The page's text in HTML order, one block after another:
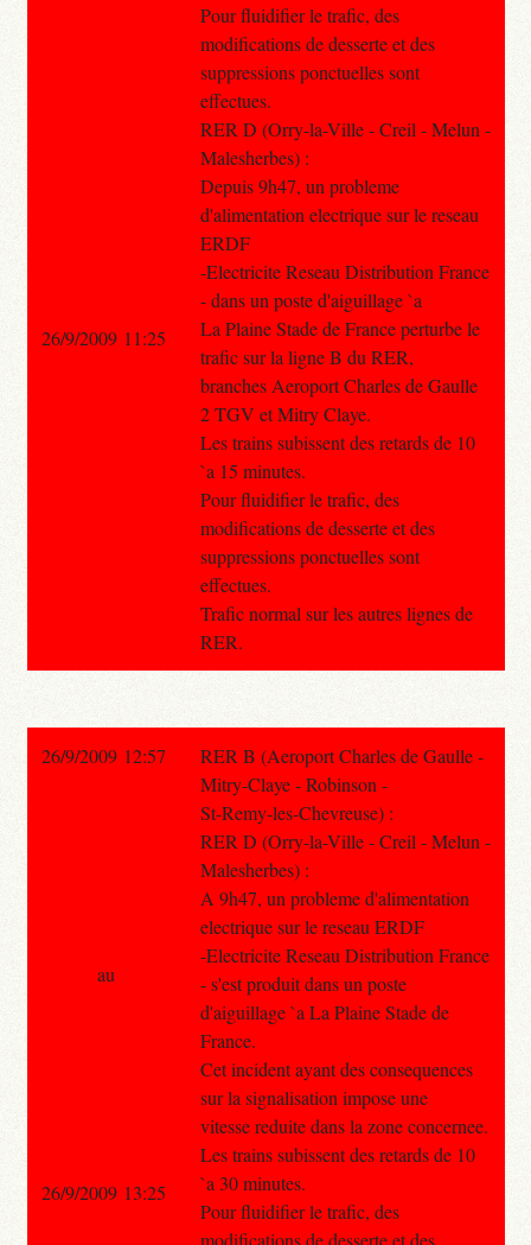
Pour fluidifier le trafic, des
modifications de desserte et des
suppressions ponctuelles sont
effectues.
RER D (Orry-la-Ville - Creil - Melun -
Malesherbes) :
Depuis 9h47, un probleme
d'alimentation electrique sur le reseau
ERDF
-Electricite Reseau Distribution France
- dans un poste d'aiguillage `a
La Plaine Stade de France perturbe le
trafic sur la ligne B du RER,
branches Aeroport Charles de Gaulle
2 TGV et Mitry Claye.
Les trains subissent des retards de 10
`a 15 minutes.
Pour fluidifier le trafic, des
modifications de desserte et des
suppressions ponctuelles sont
effectues.
Trafic normal sur les autres lignes de
RER.
26/9/2009 11:25
26/9/2009 12:57
RER B (Aeroport Charles de Gaulle -
Mitry-Claye - Robinson -
St-Remy-les-Chevreuse) :
RER D (Orry-la-Ville - Creil - Melun -
Malesherbes) :
A 9h47, un probleme d'alimentation
electrique sur le reseau ERDF
-Electricite Reseau Distribution France
- s'est produit dans un poste
d'aiguillage `a La Plaine Stade de
France.
Cet incident ayant des consequences
sur la signalisation impose une
vitesse reduite dans la zone concernee.
Les trains subissent des retards de 10
`a 30 minutes.
Pour fluidifier le trafic, des
modifications de desserte et des
au
26/9/2009 13:25